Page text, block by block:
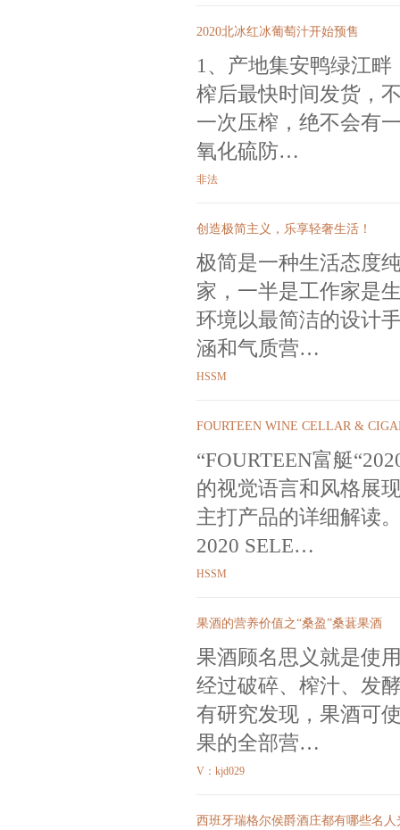
2020北冰红冰葡萄汁开始预售
1、产地集安鸭绿江
榨后最快时间发货，
一次压榨，绝不会有
氧化硫防…
非法
创造极简主义，乐享轻奢生活！
极简是一种生活态度
家，一半是工作家是
环境以最简洁的设计
涵和气质营…
HSSM
FOURTEEN WINE CELLAR &
“FOURTEEN富艇
的视觉语言和风格展
主打产品的详细解读
2020 SELE…
HSSM
果酒的营养价值之“桑盈”桑葚果酒
果酒顾名思义就是使
经过破碎、榨汁、发
有研究发现，果酒可
果的全部营…
V：kjd029
西班牙瑞格尔侯爵酒庄都有哪些名